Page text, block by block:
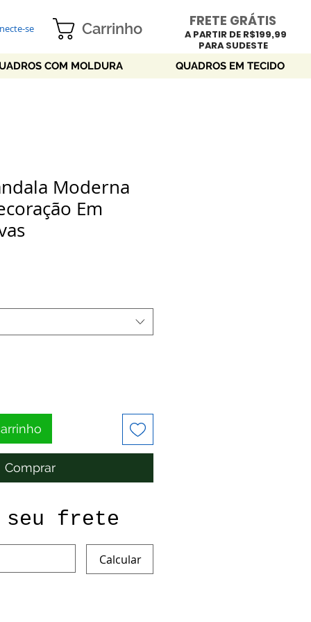
se Carrinho FRETE GRÁTIS
A PARTIR DE R$199,99
PARA SUDESTE
COM MOLDURA QUADROS EM TECIDO
Moderna
Em
Comprar
seu frete
Calcular